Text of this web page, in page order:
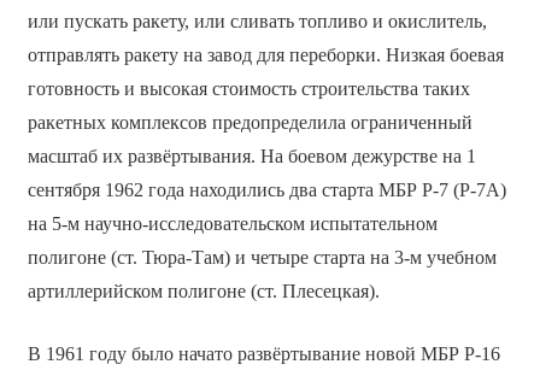
или пускать ракету, или сливать топливо и окислитель,
отправлять ракету на завод для переборки. Низкая боевая
готовность и высокая стоимость строительства таких
ракетных комплексов предопределила ограниченный
масштаб их развёртывания. На боевом дежурстве на 1
сентября 1962 года находились два старта МБР Р-7 (Р-7А)
на 5-м научно-исследовательском испытательном
полигоне (ст. Тюра-Там) и четыре старта на 3-м учебном
артиллерийском полигоне (ст. Плесецкая).
В 1961 году было начато развёртывание новой МБР Р-16